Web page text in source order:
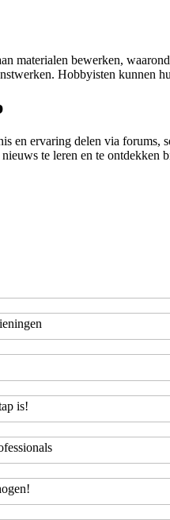
materialen bewerken,
Hobbyisten kunnen
en ervaring delen via
te leren en te ontdekken
is!